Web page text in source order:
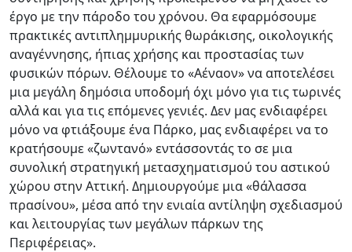
έργο με την πάροδο του χρόνου. Θα εφαρμόσουμε
πρακτικές αντιπλημμυρικής θωράκισης, οικολογικής
αναγέννησης, ήπιας χρήσης και προστασίας των
φυσικών πόρων. Θέλουμε το «Αέναον» να αποτελέσει
μια μεγάλη δημόσια υποδομή όχι μόνο για τις τωρινές
αλλά και για τις επόμενες γενιές. Δεν μας ενδιαφέρει
μόνο να φτιάξουμε ένα Πάρκο, μας ενδιαφέρει να το
κρατήσουμε «ζωντανό» εντάσσοντάς το σε μια
συνολική στρατηγική μετασχηματισμού του αστικού
χώρου στην Αττική. Δημιουργούμε μια «θάλασσα
πρασίνου», μέσα από την ενιαία αντίληψη σχεδιασμού
και λειτουργίας των μεγάλων πάρκων της
Περιφέρειας».